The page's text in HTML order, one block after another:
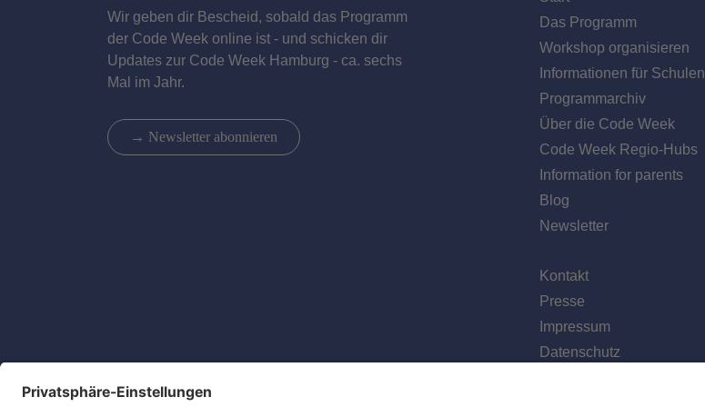
Wir geben dir Bescheid, sobald das Programm
der Code Week online ist - und schicken dir
Updates zur Code Week Hamburg - ca. sechs
Mal im Jahr.
→ Newsletter abonnieren
Das Programm
Workshop organisieren
Informationen für Schulen
Programmarchiv
Über die Code Week
Code Week Regio-Hubs
Information for parents
Blog
Newsletter
Kontakt
Presse
Impressum
Datenschutz